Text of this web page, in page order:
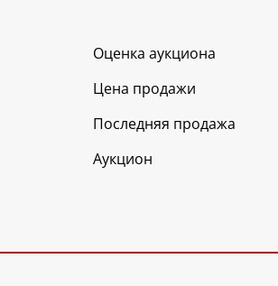
Оценка аукциона
Цена продажи
Последняя продажа
Аукцион